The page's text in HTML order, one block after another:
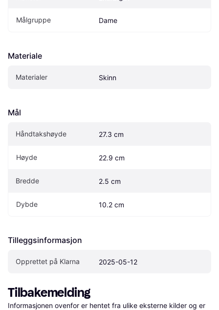
Målgruppe Dame
Materiale
Materialer Skinn
Mål
Håndtakshøyde 27.3 cm
Høyde 22.9 cm
Bredde 2.5 cm
Dybde 10.2 cm
Tilleggsinformasjon
Opprettet på Klarna 2025-05-12
Tilbakemelding
Informasjonen ovenfor er hentet fra ulike eksterne kilder og er